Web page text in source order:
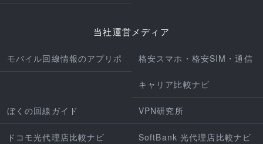
当社運営メディア
モバイル回線情報のアプリポ 格安スマホ・格安SIM・通信
キャリア比較ナビ
ぼくの回線ガイド VPN研究所
ドコモ光代理店比較ナビ SoftBank 光代理店比較ナビ